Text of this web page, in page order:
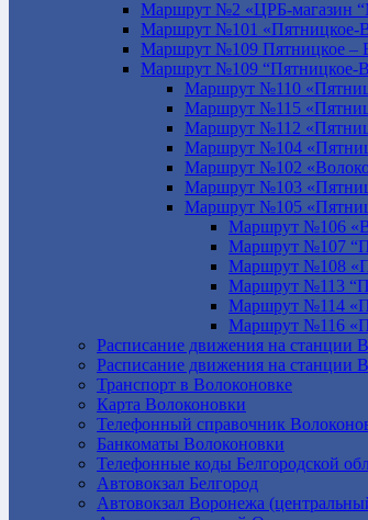
Маршрут №2 «ЦРБ-магазин
Маршрут №101 «Пятницкое-
Маршрут №109 Пятницкое –
Маршрут №109 “Пятницкое-
Маршрут №110
Маршрут №115
Маршрут №112
Маршрут №104
Маршрут №102
Маршрут №103
Маршрут №105
Маршрут №106
Маршрут №107
Маршрут №108
Маршрут №113
Маршрут №114
Маршрут №116
Расписание движения на станции
Расписание движения на станции
Транспорт в Волоконовке
Карта Волоконовки
Телефонный справочник
Банкоматы Волоконовки
Телефонные коды Белгородской
Автовокзал Белгород
Автовокзал Воронежа